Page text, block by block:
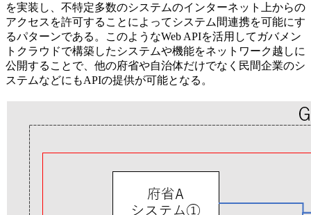
を実装し、不特定多数のシステムのインターネット上からの
アクセスを許可することによってシステム間連携を可能にす
るパターンである。このようなWeb APIを活用してガバメン
トクラウドで構築したシステムや機能をネットワーク越しに
公開することで、他の府省や自治体だけでなく民間企業のシ
ステムなどにもAPIの提供が可能となる。